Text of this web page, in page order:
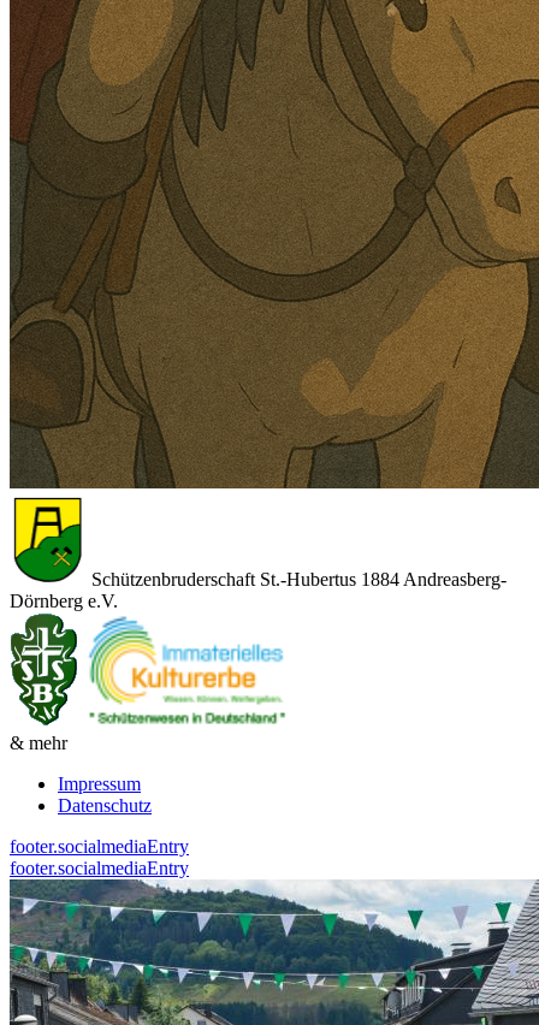
Schützenbruderschaft St.-Hubertus 1884 Andreasberg-
Dörnberg e.V.
& mehr
Impressum
Datenschutz
footer.socialmediaEntry
footer.socialmediaEntry